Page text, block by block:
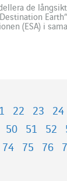
de
(ESA) i
22 23 24
50 51 52
74 75 76